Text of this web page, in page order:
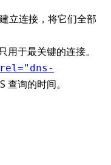
立连接，将它们全部
用于最关键的连接。
查询的时间。